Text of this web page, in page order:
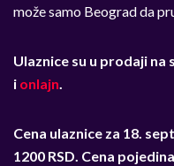
može samo Beograd da
Ulaznice su u prodaji na
i onlajn.
Cena ulaznice za 18.
1200 RSD. Cena